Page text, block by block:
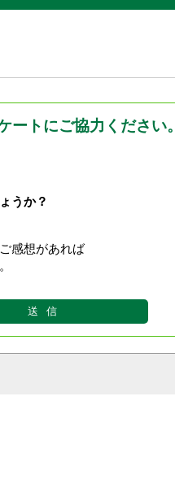
ートにご協力ください。
うか？
感想があれば